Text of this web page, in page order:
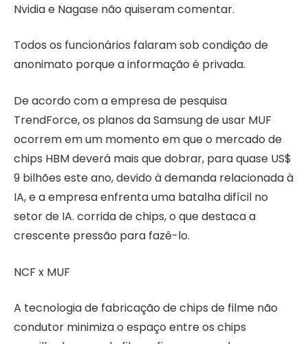
Nvidia e Nagase não quiseram comentar.
Todos os funcionários falaram sob condição de
anonimato porque a informação é privada.
De acordo com a empresa de pesquisa
TrendForce, os planos da Samsung de usar MUF
ocorrem em um momento em que o mercado de
chips HBM deverá mais que dobrar, para quase US$
9 bilhões este ano, devido à demanda relacionada à
IA, e a empresa enfrenta uma batalha difícil no
setor de IA. corrida de chips, o que destaca a
crescente pressão para fazê-lo.
NCF x MUF
A tecnologia de fabricação de chips de filme não
condutor minimiza o espaço entre os chips